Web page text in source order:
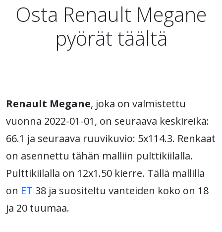
Osta Renault Megane
pyörät täältä
Renault Megane, joka on valmistettu
vuonna 2022-01-01, on seuraava keskireikä:
66.1 ja seuraava ruuvikuvio: 5x114.3. Renkaat
on asennettu tähän malliin pulttikiilalla.
Pulttikiilalla on 12x1.50 kierre. Tällä mallilla
on ET 38 ja suositeltu vanteiden koko on 18
ja 20 tuumaa.